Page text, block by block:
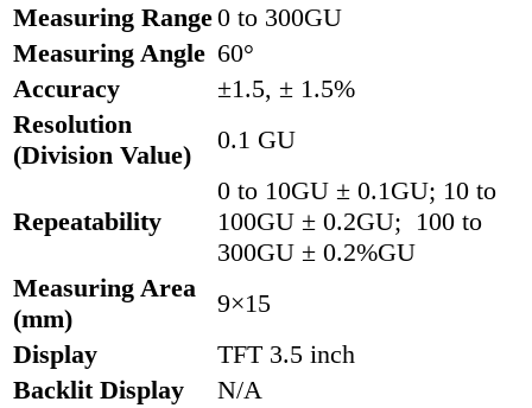
Measuring Range0 to 300GU
Measuring Angle 60°
Accuracy
±1.5, ± 1.5%
Resolution
(Division Value)
0.1 GU
Repeatability
0 to 10GU ± 0.1GU; 10 to
100GU ± 0.2GU; 100 to
300GU ± 0.2%GU
Measuring Area
(mm)
9×15
Display
TFT 3.5 inch
Backlit Display
N/A